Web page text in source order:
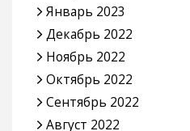
Январь 2023
Декабрь 2022
Ноябрь 2022
Октябрь 2022
Сентябрь 2022
Август 2022